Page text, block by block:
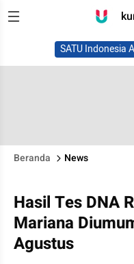
SATU Indonesia
Beranda News
Hasil Tes DNA
Mariana
Agustus